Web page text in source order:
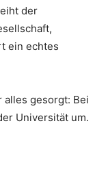
der
ein echtes
alles gesorgt: Bei
Universität um.